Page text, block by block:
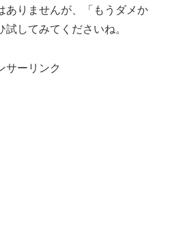
ありませんが、「もうダメか
してみてくださいね。
サーリンク